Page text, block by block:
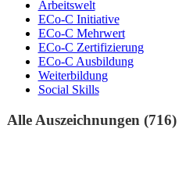
Arbeitswelt
ECo-C Initiative
ECo-C Mehrwert
ECo-C Zertifizierung
ECo-C Ausbildung
Weiterbildung
Social Skills
Alle Auszeichnungen (716)